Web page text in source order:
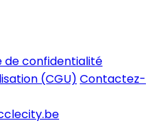
de confidentialité
(CGU) Contactez-